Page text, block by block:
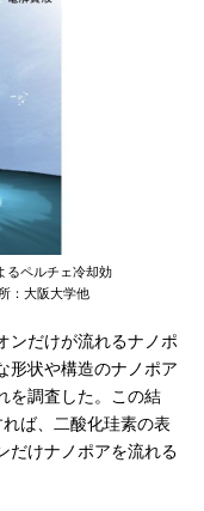
るペルチェ冷却効
：大阪大学他
ンだけが流れるナノポ
形状や構造のナノポア
を調査した。この結
ば、二酸化珪素の表
だけナノポアを流れる